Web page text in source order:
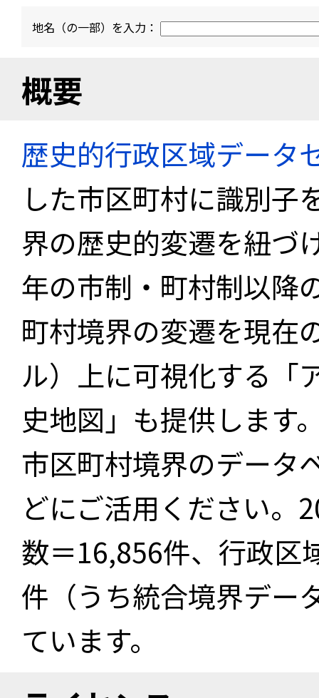
地名（の一部）を入力：
概要
歴史的行政区域データ
した市区町村に識別子
界の歴史的変遷を紐づ
年の市制・町村制以降
町村境界の変遷を現在
ル）上に可視化する「
史地図」も提供します
市区町村境界のデータ
どにご活用ください。
数＝16,856件、行政区
件（うち統合境界デー
ています。